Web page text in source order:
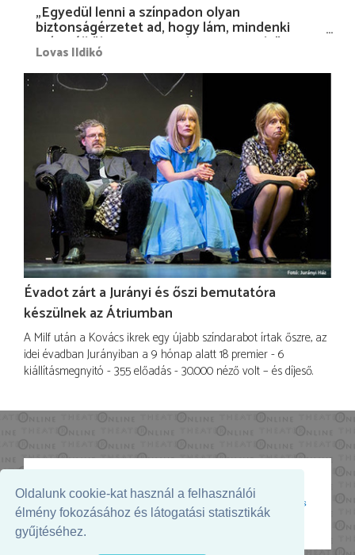
Oldalunk cookie-kat használ a felhasználói
élmény fokozásához és látogatási statisztikák
gyűjtéséhez.
„Egyedül lenni a színpadon olyan
biztonságérzetet ad, hogy lám, mindenki
más nélkül is megvagyok magammal…”
Lovas Ildikó
Évadot zárt a Jurányi és őszi bemutatóra
készülnek az Átriumban
A Milf után a Kovács ikrek egy újabb színdarabot írtak őszre, az
idei évadban Jurányiban a 9 hónap alatt 18 premier - 6
kiállításmegnyitó - 355 előadás - 30.000 néző volt – és díjeső.
Az oldal megjelenését támogatja: